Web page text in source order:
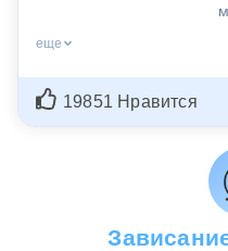
еще
19851 Нравится